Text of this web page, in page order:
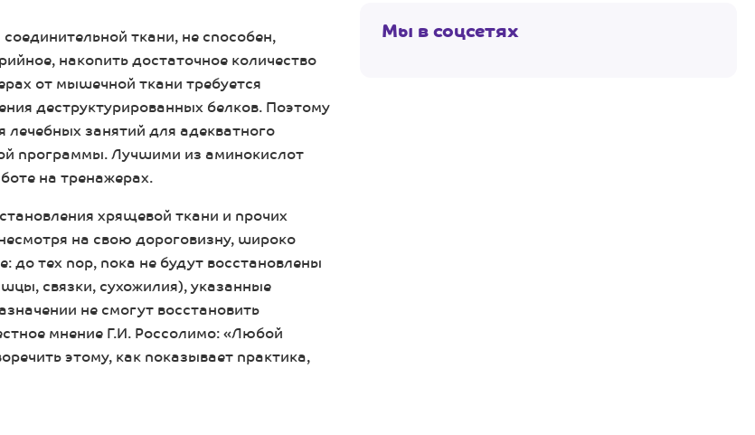
Мы в соцсетях
ткани, не способен,
накопить достаточное количество
от мышечной ткани требуется
деструктурированных белков. Поэтому
занятий для адекватного
программы. Лучшими из аминокислот
на тренажерах.
хрящевой ткани и прочих
на свою дороговизну, широко
тех пор, пока не будут восстановлены
связки, сухожилия), указанные
не смогут восстановить
мнение Г.И. Россолимо: «Любой
этому, как показывает практика,